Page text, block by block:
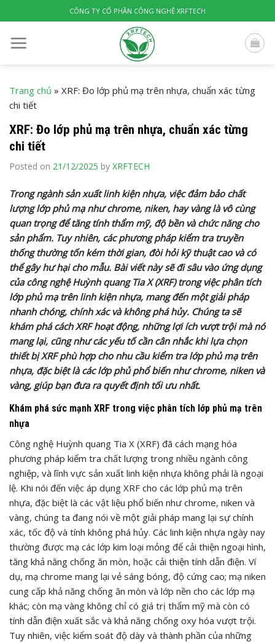
to
content
CÔNG TY CỔ PHẦN CÔNG NGHỆ XRFTECH
Trang chủ » XRF: Đo lớp phủ mạ trên nhựa, chuẩn xác từng
chi tiết
XRF: Đo lớp phủ mạ trên nhựa, chuẩn xác từng
chi tiết
Posted on 21/12/2025 by XRFTECH
Trong ngành sản xuất linh kiện nhựa, việc đảm bảo chất
lượng lớp phủ mạ như chrome, niken, hay vàng là vô cùng
quan trọng để tăng tính thẩm mỹ, độ bền và chức năng cho
sản phẩm. Tuy nhiên, các phương pháp kiểm tra truyền
thống thường tốn kém thời gian, đòi hỏi kỹ thuật cao và có
thể gây hư hại cho mẫu. Bài viết này sẽ đi sâu vào ứng dụng
của công nghệ Huỳnh quang Tia X (XRF) trong việc phân tích
lớp phủ mạ trên linh kiện nhựa, mang đến một giải pháp
nhanh chóng, chính xác và không phá hủy. Chúng ta sẽ
khám phá cách XRF hoạt động, những lợi ích vượt trội mà nó
mang lại, cũng như các yếu tố cần cân nhắc khi lựa chọn
thiết bị XRF phù hợp cho nhu cầu kiểm tra lớp phủ mạ trên
nhựa, đặc biệt là các lớp phủ phổ biến như chrome, niken và
vàng, giúp bạn đưa ra quyết định tối ưu nhất.
Khám phá sức mạnh XRF trong việc phân tích lớp phủ mạ trên
nhựa
Công nghệ Huỳnh quang Tia X (XRF) đã cách mạng hóa
phương pháp kiểm tra chất lượng trong nhiều ngành công
nghiệp, và lĩnh vực sản xuất linh kiện nhựa không phải là ngoại
lệ. Khi nói đến việc áp dụng XRF cho các lớp phủ mạ trên
nhựa, đặc biệt là các vật liệu phổ biến như chrome, niken và
vàng, chúng ta đang nói về một giải pháp mang lại sự chính
xác, tốc độ và tính không phá hủy. Các linh kiện nhựa ngày nay
thường được mạ các lớp kim loại mỏng để cải thiện ngoại hình,
tăng khả năng chống ăn mòn, hoặc cải thiện tính dẫn điện. Ví
dụ, mạ chrome mang lại vẻ sáng bóng, độ cứng cao; mạ niken
cung cấp khả năng chống ăn mòn và lớp nền cho các lớp mạ
khác; còn mạ vàng không chỉ có giá trị thẩm mỹ mà còn có
tính dẫn điện xuất sắc và khả năng chống oxy hóa vượt trội.
Tuy nhiên, việc kiểm soát độ dày và thành phần của những